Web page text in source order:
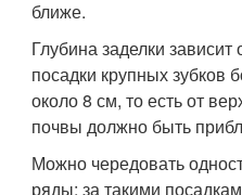
ближе.
Глубина заделки
посадки крупных зубков
около 8 см, то есть от
почвы должно быть
Можно чередовать
ряды: за такими